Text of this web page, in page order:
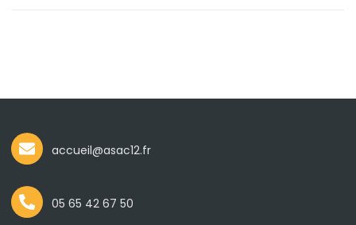
accueil@asac12.fr
05 65 42 67 50